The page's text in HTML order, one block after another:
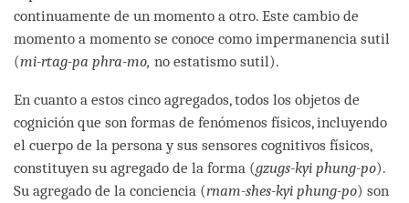
continuamente de un momento a otro. Este cambio de
momento a momento se conoce como impermanencia sutil
(mi-rtag-pa phra-mo, no estatismo sutil).
En cuanto a estos cinco agregados, todos los objetos de
cognición que son formas de fenómenos físicos, incluyendo
el cuerpo de la persona y sus sensores cognitivos físicos,
constituyen su agregado de la forma (gzugs-kyi phung-po).
Su agregado de la conciencia (rnam-shes-kyi phung-po) son